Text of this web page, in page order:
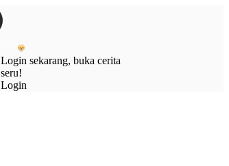
Login sekarang, buka cerita
seru!
Login